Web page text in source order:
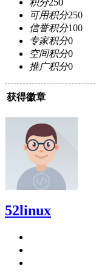
积分250
可用积分250
信誉积分100
专家积分0
空间积分0
推广积分0
获得徽章
52linux